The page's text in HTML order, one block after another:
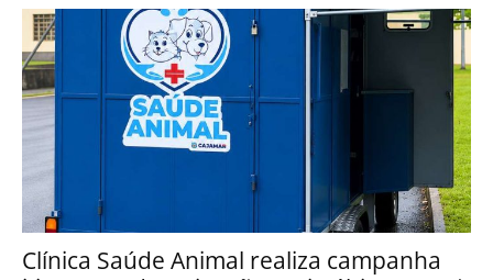
Clínica Saúde Animal realiza campanha